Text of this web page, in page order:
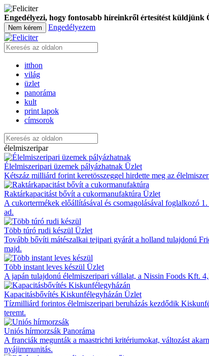
Engedélyezi, hogy fontosabb híreinkről értesítést küldjünk
Nem kérem Engedélyezem
itthon
világ
üzlet
panoráma
kult
print lapok
címsorok
élelmiszeripar
Élelmiszeripari üzemek pályázhatnak Üzlet
Kétszáz milliárd forint keretösszeggel hirdette meg az
Raktárkapacitást bővít a cukormanufaktúra Üzlet
A cukortermékek előállításával és csomagolásával foglalkozó
ad.
Több túró rudi készül Üzlet
Tovább bővíti mátészalkai tejipari gyárát a holland tulajdonú
majd.
Több instant leves készül Üzlet
A japán tulajdonú élelmiszeripari vállalat, a Nissin Foods Kft.
Kapacitásbővítés Kiskunfélegyházán Üzlet
Tízmilliárd forintos élelmiszeripari beruházás kezdődik
teremt.
Uniós hírmorzsák Panoráma
A franciák megunták a maastrichti kritériumokat, változást
nyájimmunitás.